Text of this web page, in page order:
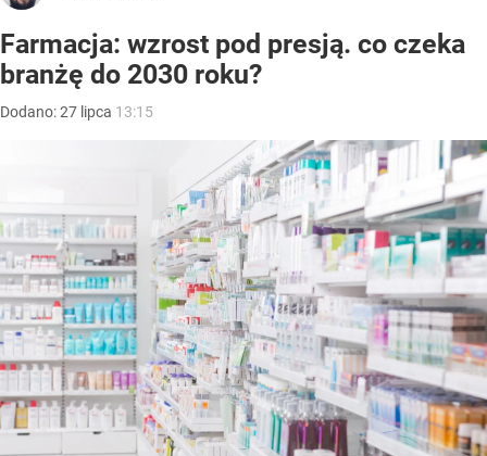
Farmacja: wzrost pod presją. co czeka
branżę do 2030 roku?
Dodano:27 lipca 13:15